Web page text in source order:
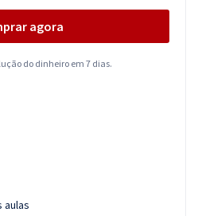
agora
do dinheiro em 7 dias.
aulas